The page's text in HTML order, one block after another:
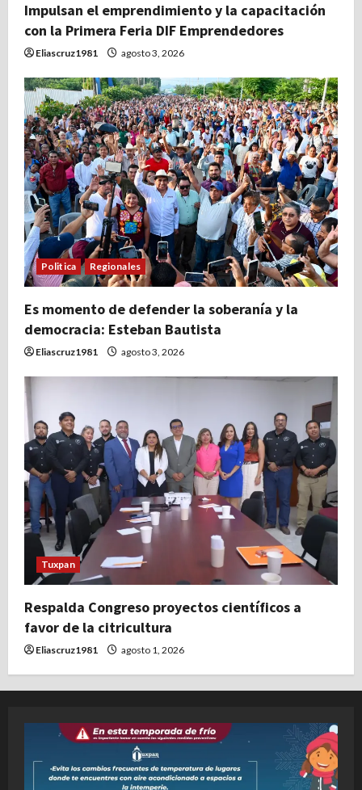
Impulsan el emprendimiento y la capacitación
con la Primera Feria DIF Emprendedores
Eliascruz1981 agosto 3, 2026
Politica Regionales
Es momento de defender la soberanía y la
democracia: Esteban Bautista
Eliascruz1981 agosto 3, 2026
Tuxpan
Respalda Congreso proyectos científicos a
favor de la citricultura
Eliascruz1981 agosto 1, 2026